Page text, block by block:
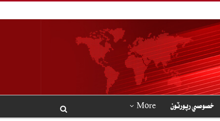
خصوصي رپورٽون More